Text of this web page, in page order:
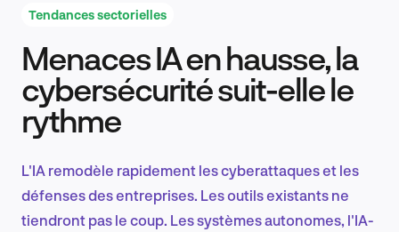
Recherche et conception produit
Tendances sectorielles
Menaces IA en hausse, la
cybersécurité suit-elle le
rythme
L'IA remodèle rapidement les cyberattaques et les
défenses des entreprises. Les outils existants ne
tiendront pas le coup. Les systèmes autonomes, l'IA-